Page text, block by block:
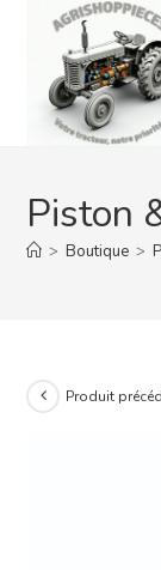
content
Piston
> Boutique >
Produit